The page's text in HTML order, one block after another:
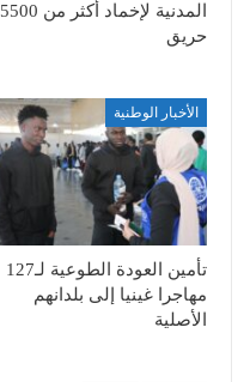
المدنية لإخماد أكثر من 5500
حريق
الأخبار الوطنية
تأمين العودة الطوعية لـ127
مهاجرا غينيا إلى بلدانهم
الأصلية